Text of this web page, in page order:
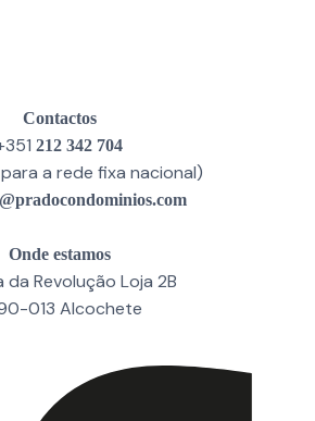
Contactos
212 342 704
a rede fixa nacional)
Onde estamos
da Revolução Loja 2B
013 Alcochete